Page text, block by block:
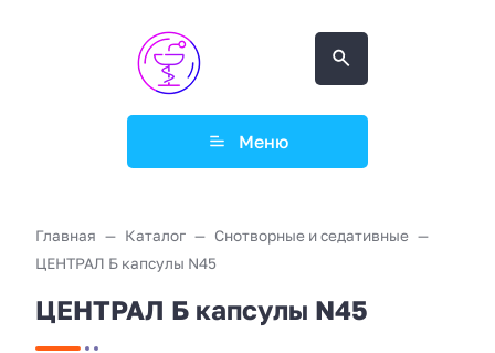
Меню
Главная Каталог
Снотворные и седативные
ЦЕНТРАЛ Б капсулы N45
ЦЕНТРАЛ Б капсулы N45